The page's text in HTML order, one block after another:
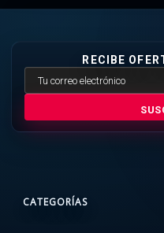
RECIBE
CATEGORÍAS